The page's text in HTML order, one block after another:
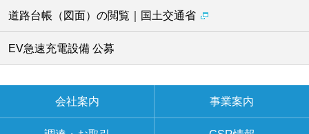
道路台帳（図面）の閲覧｜国土交通省
EV急速充電設備 公募
会社案内 事業案内